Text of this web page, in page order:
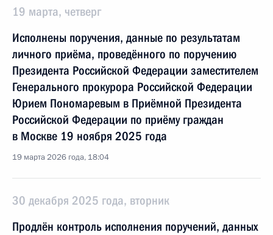
19 марта, четверг
Исполнены поручения, данные по результатам
личного приёма, проведённого по поручению
Президента Российской Федерации заместителем
Генерального прокурора Российской Федерации
Юрием Пономаревым в Приёмной Президента
Российской Федерации по приёму граждан
в Москве 19 ноября 2025 года
19 марта 2026 года, 18:04
30 декабря 2025 года, вторник
Продлён контроль исполнения поручений, данных